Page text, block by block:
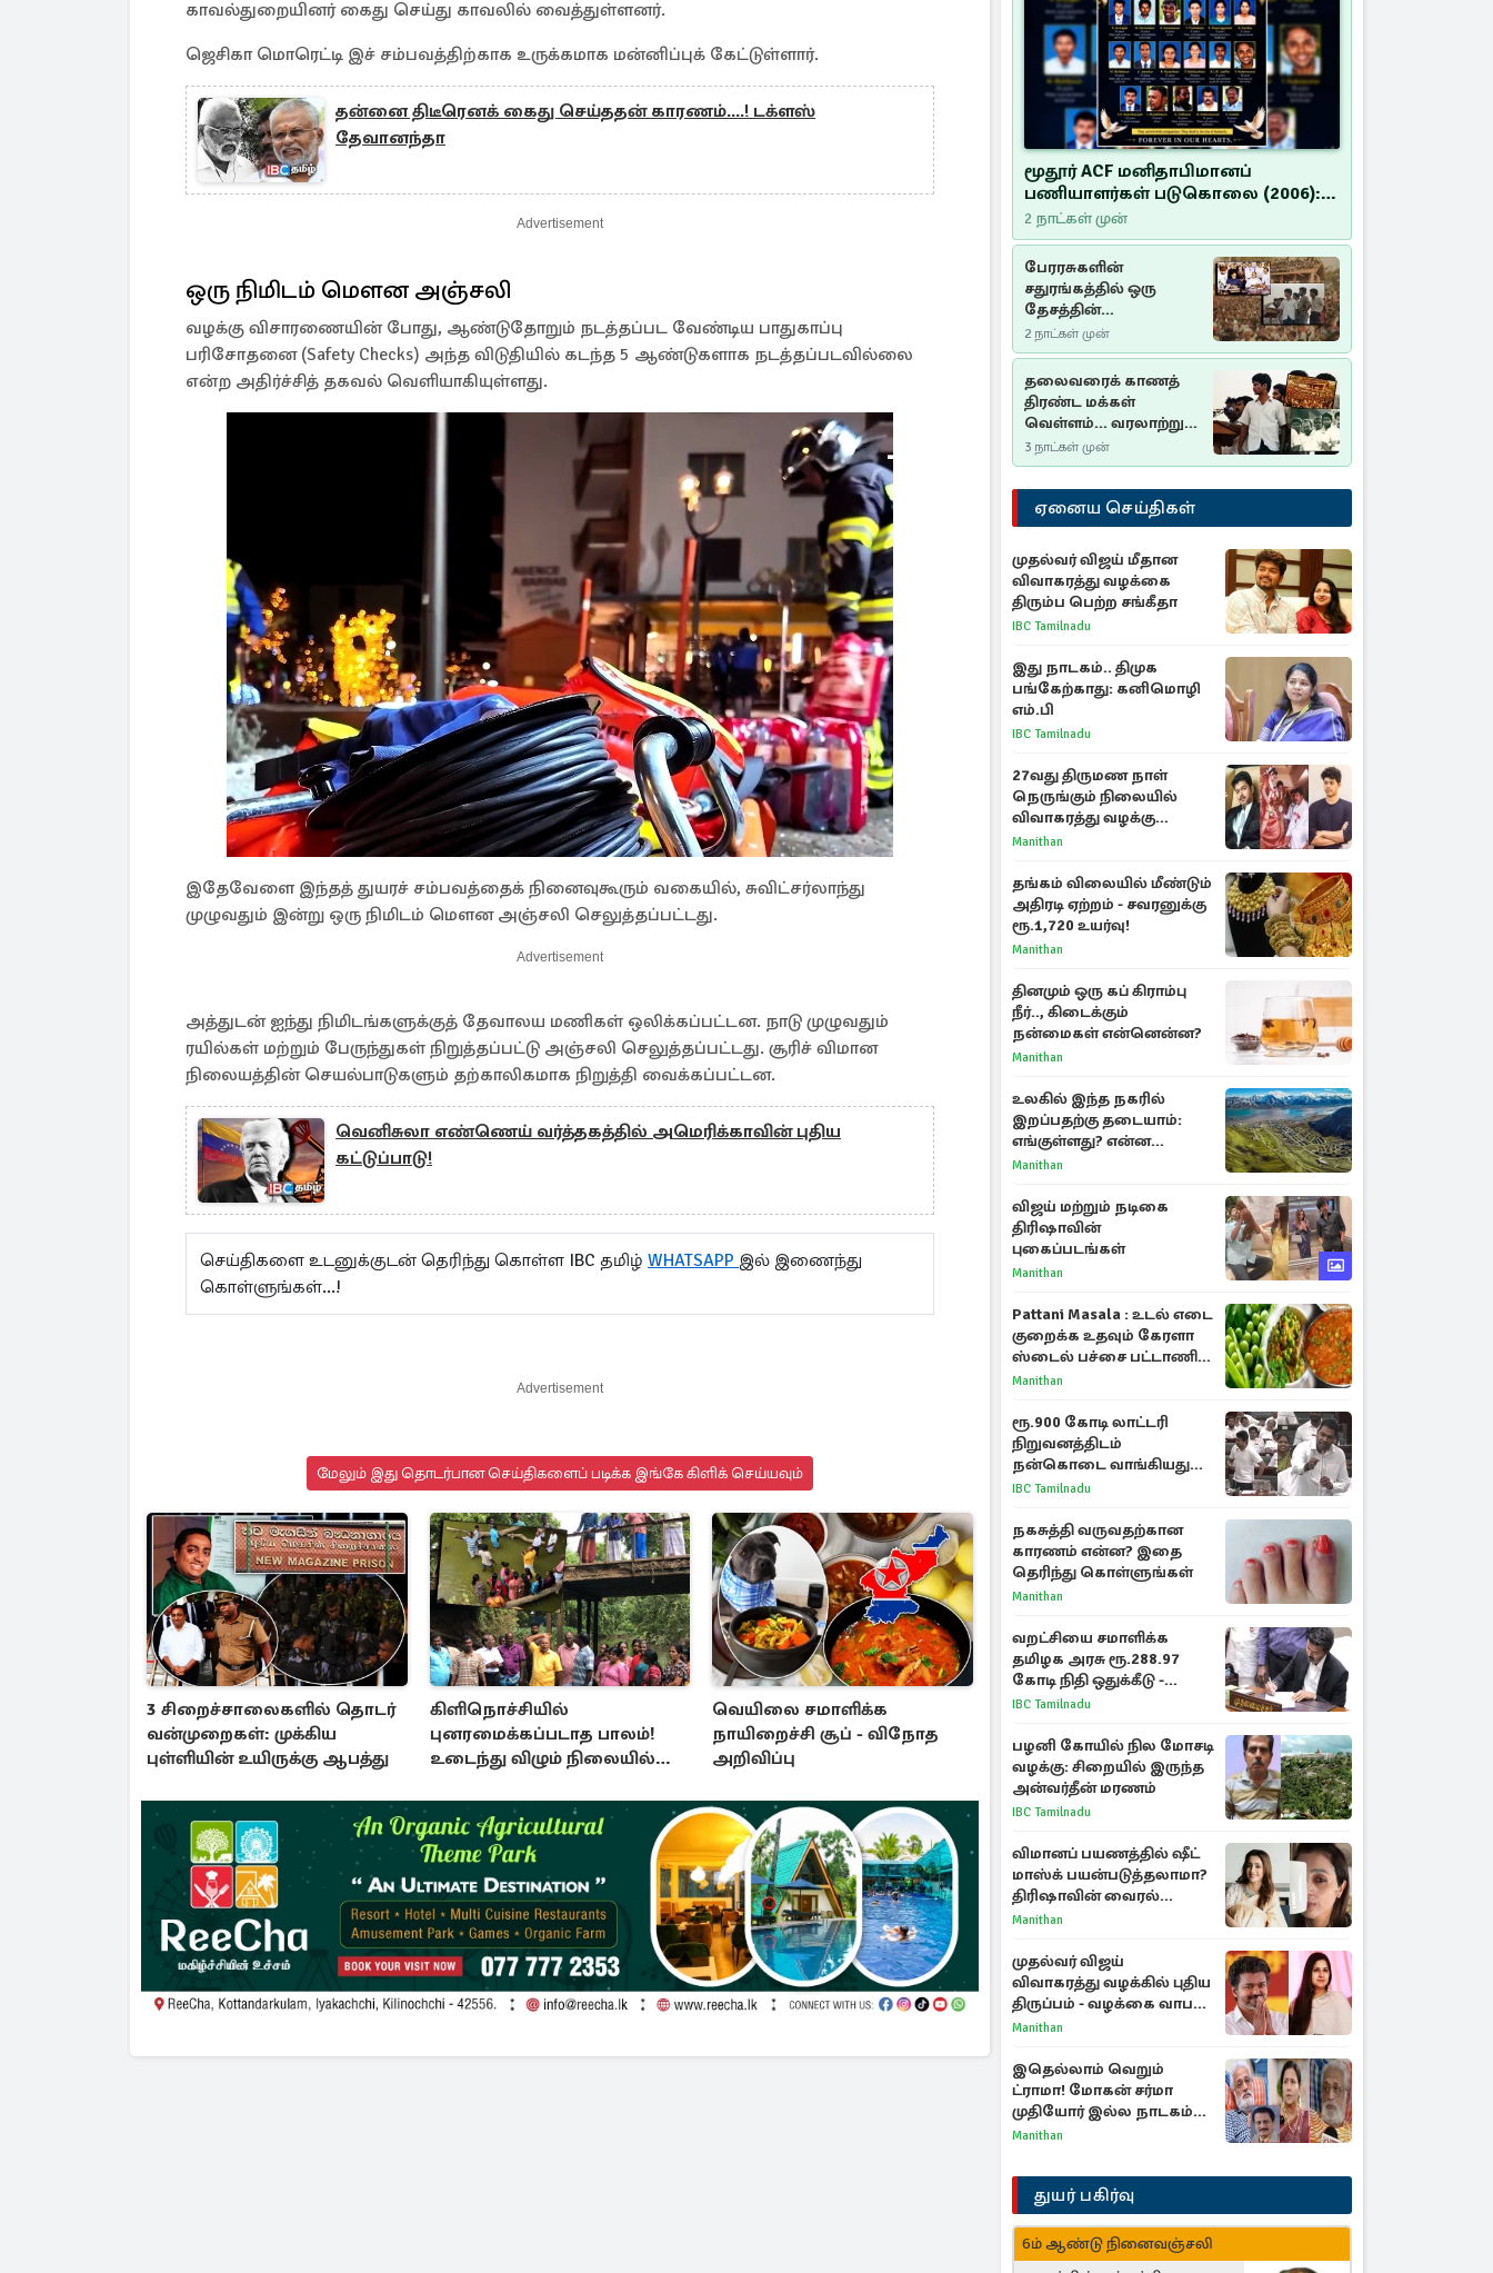
காவல்துறையினர் கைது செய்து காவலில் வைத்துள்ளனர்.
ஜெசிகா மொரெட்டி இச் சம்பவத்திற்காக உருக்கமாக மன்னிப்புக் கேட்டுள்ளார்.
தன்னை திடீரெனக் கைது செய்ததன் காரணம்....! டக்ளஸ்
தேவானந்தா
Advertisement
ஒரு நிமிடம் மெளன அஞ்சலி
வழக்கு விசாரணையின் போது, ஆண்டுதோறும் நடத்தப்பட வேண்டிய பாதுகாப்பு
பரிசோதனை (Safety Checks) அந்த விடுதியில் கடந்த 5 ஆண்டுகளாக நடத்தப்படவில்லை
என்ற அதிர்ச்சித் தகவல் வெளியாகியுள்ளது.
இதேவேளை இந்தத் துயரச் சம்பவத்தைக் நினைவுகூரும் வகையில், சுவிட்சர்லாந்து
முழுவதும் இன்று ஒரு நிமிடம் மெளன அஞ்சலி செலுத்தப்பட்டது.
Advertisement
அத்துடன் ஐந்து நிமிடங்களுக்குத் தேவாலய மணிகள் ஒலிக்கப்பட்டன. நாடு முழுவதும்
ரயில்கள் மற்றும் பேருந்துகள் நிறுத்தப்பட்டு அஞ்சலி செலுத்தப்பட்டது. சூரிச் விமான
நிலையத்தின் செயல்பாடுகளும் தற்காலிகமாக நிறுத்தி வைக்கப்பட்டன.
வெனிசுலா எண்ணெய் வர்த்தகத்தில் அமெரிக்காவின் புதிய
கட்டுப்பாடு!
செய்திகளை உடனுக்குடன் தெரிந்து கொள்ள IBC தமிழ் WHATSAPP இல் இணைந்து
கொள்ளுங்கள்...!
Advertisement
மேலும் இது தொடர்பான செய்திகளைப் படிக்க இங்கே கிளிக் செய்யவும்
3 சிறைச்சாலைகளில் தொடர்
வன்முறைகள்: முக்கிய
புள்ளியின் உயிருக்கு ஆபத்து
கிளிநொச்சியில்
புனரமைக்கப்படாத பாலம்!
உடைந்து விழும் நிலையில்
வெயிலை சமாளிக்க
நாயிறைச்சி சூப் - விநோத
அறிவிப்பு
மூதூர் ACF மனிதாபிமானப்
பணியாளர்கள் படுகொலை (2006):
20 ஆண்டுகளாகியும் நீதி
மறுக்கப்பட்ட மனிதாபிமானப்
பேரவலம்
2 நாட்கள் முன்
பேரரசுகளின்
சதுரங்கத்தில் ஒரு
தேசத்தின்
தீர்க்கதரிசனம் :
சுதுமலை பிரகடனம்
ஒரு வரலாற்றுப் பாடம்
2 நாட்கள் முன்
தலைவரைக் காணத்
திரண்ட மக்கள்
வெள்ளம்... வரலாற்றுச்
சிறப்புமிக்க சுதுமலைப்
பிரகடனம்…
3 நாட்கள் முன்
ஏனைய செய்திகள்
முதல்வர் விஜய் மீதான
விவாகரத்து வழக்கை
திரும்ப பெற்ற சங்கீதா
IBC Tamilnadu
இது நாடகம்.. திமுக
பங்கேற்காது: கனிமொழி
எம்.பி
IBC Tamilnadu
27வது திருமண நாள்
நெருங்கும் நிலையில்
விவாகரத்து வழக்கு
வாபஸ்! விஜய்யுடன்
Manithan
தங்கம் விலையில் மீண்டும்
அதிரடி ஏற்றம் - சவரனுக்கு
ரூ.1,720 உயர்வு!
Manithan
தினமும் ஒரு கப் கிராம்பு
நீர்.., கிடைக்கும்
நன்மைகள் என்னென்ன?
Manithan
உலகில் இந்த நகரில்
இறப்பதற்கு தடையாம்:
எங்குள்ளது? என்ன
காரணம் தெரியுமா?
Manithan
விஜய் மற்றும் நடிகை
திரிஷாவின்
புகைப்படங்கள்
Manithan
Pattani Masala : உடல் எடை
குறைக்க உதவும் கேரளா
ஸ்டைல் பச்சை பட்டாணி
கிரேவி
Manithan
ரூ.900 கோடி லாட்டரி
நிறுவனத்திடம்
நன்கொடை வாங்கியது
ஏன்? உதயநிதி - ஆதவ்
IBC Tamilnadu
நகசுத்தி வருவதற்கான
காரணம் என்ன? இதை
தெரிந்து கொள்ளுங்கள்
Manithan
வறட்சியை சமாளிக்க
தமிழக அரசு ரூ.288.97
கோடி நிதி ஒதுக்கீடு -
வெளியான அரசாணை
IBC Tamilnadu
பழனி கோயில் நில மோசடி
வழக்கு: சிறையில் இருந்த
அன்வர்தீன் மரணம்
IBC Tamilnadu
விமானப் பயணத்தில் ஷீட்
மாஸ்க் பயன்படுத்தலாமா?
திரிஷாவின் வைரல்
செல்ஃபிக்கு மருத்துவர்
Manithan
முதல்வர் விஜய்
விவாகரத்து வழக்கில் புதிய
திருப்பம் - வழக்கை வாபஸ்
பெற்ற சங்கீதா!
Manithan
இதெல்லாம் வெறும்
ட்ராமா! மோகன் சர்மா
முதியோர் இல்ல நாடகம்
குறித்து குட்டி பத்மினி
Manithan
துயர் பகிர்வு
6ம் ஆண்டு நினைவஞ்சலி